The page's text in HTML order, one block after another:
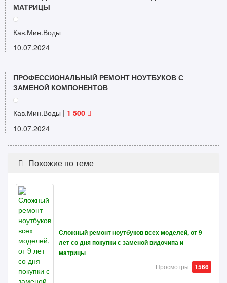
МАТРИЦЫ
Кав.Мин.Воды
10.07.2024
ПРОФЕССИОНАЛЬНЫЙ РЕМОНТ НОУТБУКОВ С
ЗАМЕНОЙ КОМПОНЕНТОВ
Кав.Мин.Воды | 1 500
10.07.2024
Похожие по теме
Сложный ремонт ноутбуков всех моделей, от 9
лет со дня покупки с заменой видочипа и
матрицы
Просмотры: 1566